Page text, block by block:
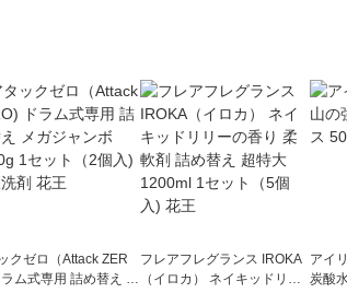
クゼロ（Attack ZER
ム式専用 詰め替え メ
フレアフレグランス IROKA
（イロカ） ネイキッドリリ
アイ
炭酸